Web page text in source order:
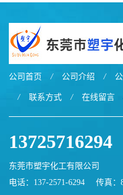
公司首页 / 公司介绍 /
/ 联系方式 / 在线留言
13725716294
东莞市塑宇化工有限公司
电话：137-2571-6294
传真：